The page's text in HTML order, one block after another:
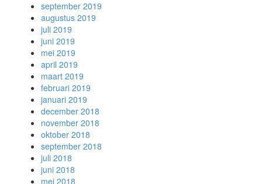
september 2019
augustus 2019
juli 2019
juni 2019
mei 2019
april 2019
maart 2019
februari 2019
januari 2019
december 2018
november 2018
oktober 2018
september 2018
juli 2018
juni 2018
mei 2018